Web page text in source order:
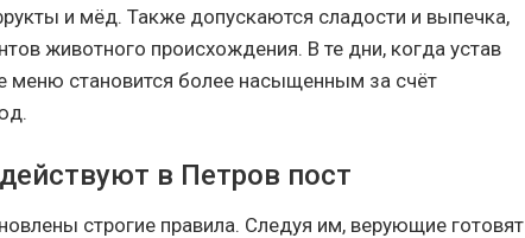
и мёд. Также допускаются сладости и выпечка,
животного происхождения. В те дни, когда устав
меню становится более насыщенным за счёт
в Петров пост
строгие правила. Следуя им, верующие готовят